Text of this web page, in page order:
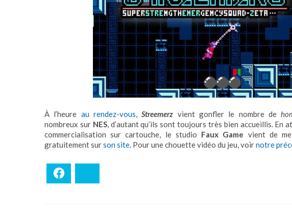
À l’heure au rendez-vous,Streemerz vient gonfler le nombre de
nombreux sur NES, d’autant qu’ils sont toujours très bien accueillis. En
commercialisation sur cartouche, le studio Faux Game vient de
gratuitement surson site. Pour une chouette vidéo du jeu, voirnotre